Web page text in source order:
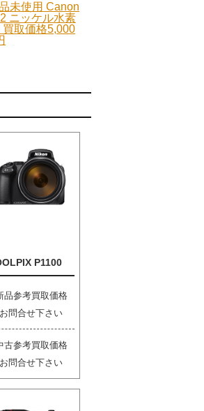
未使用 Canon
ニッケル水素
取価格5,000
P1100
品参考買取価格
お問合せ下さい
古参考買取価格
お問合せ下さい